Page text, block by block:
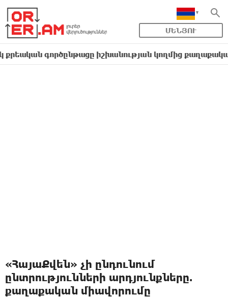
ՄԵՆՅՈՒ
իշխանության կողմից քաղաքական
«ՀայաՔվեն» չի ընդունում
ընտրությունների արդյունքները.
քաղաքական միավորումը